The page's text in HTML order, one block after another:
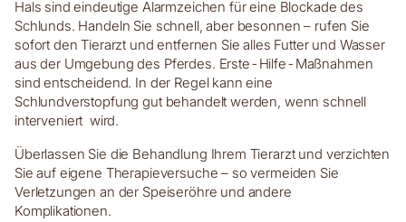
Hals sind eindeutige Alarmzeichen für eine Blockade des
Schlunds. Handeln Sie schnell, aber besonnen – rufen Sie
sofort den Tierarzt und entfernen Sie alles Futter und Wasser
aus der Umgebung des Pferdes. Erste-Hilfe-Maßnahmen
sind entscheidend. In der Regel kann eine
Schlundverstopfung gut behandelt werden, wenn schnell
interveniert wird.
Überlassen Sie die Behandlung Ihrem Tierarzt und verzichten
Sie auf eigene Therapieversuche – so vermeiden Sie
Verletzungen an der Speiseröhre und andere
Komplikationen.